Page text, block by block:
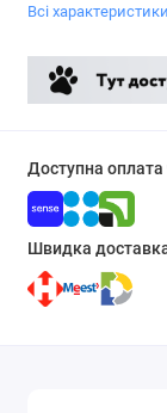
Всі характеристики
Доступна
Швидка доставка